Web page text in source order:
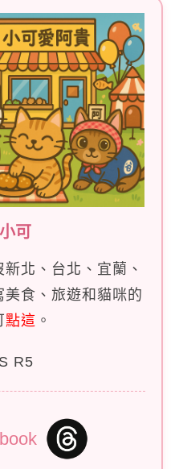
可
北、台北、宜蘭、
食、旅遊和貓咪的
點這 。
R5